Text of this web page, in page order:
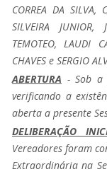
CORREA DA SILVA,
SILVEIRA JUNIOR,
TEMOTEO, LAUDI
CHAVES e SERGIO
ABERTURA - Sob a
verificando a
aberta a presente
DELIBERAÇÃO
Vereadores foram
Extraordinária na